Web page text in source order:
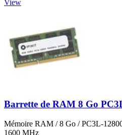
View
Barrette de RAM 8 Go
Mémoire RAM / 8 Go / PC3L-
1600 MHz